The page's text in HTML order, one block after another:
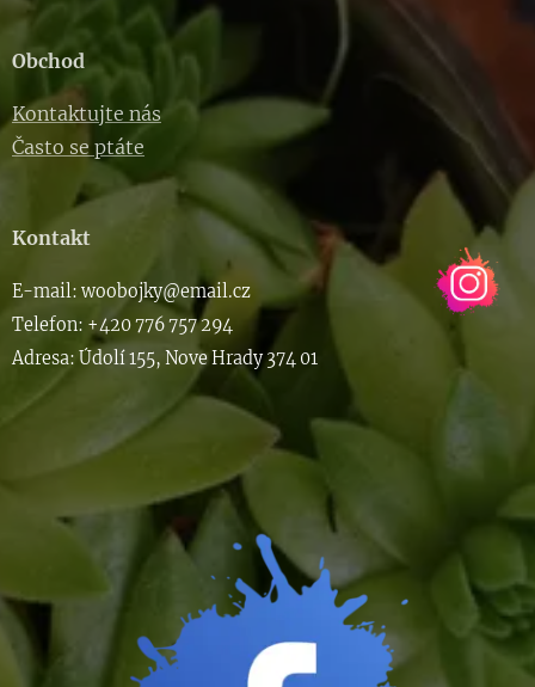
Obchod
Kontaktujte nás
Často se ptáte
Kontakt
E-mail: woobojky@email.cz
Telefon: +420 776 757 294
Adresa: Údolí 155, Nove Hrady 374 01